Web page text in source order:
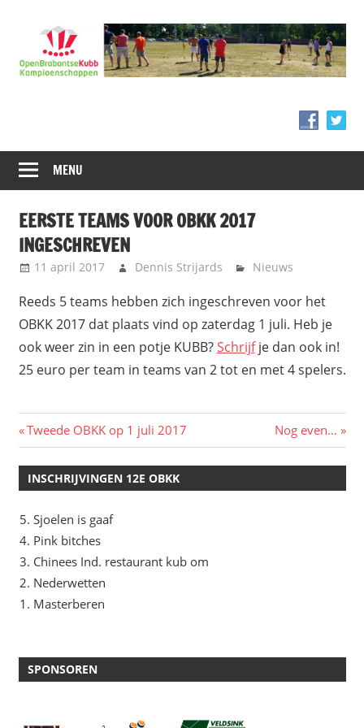
inhoud
MENU
EERSTE TEAMS VOOR OBKK 2017
INGESCHREVEN
11 april 2017 Dennis Strijards Nieuws
Reeds 5 teams hebben zich ingeschreven voor het
OBKK 2017 dat plaats vind op zaterdag 1 juli. Heb je
ook weer zin in een potje KUBB?Schrijfje dan ook in!
25 euro per team in teams van 2 tot en met 4 spelers.
Bericht
navigatie
Vorig
bericht:
Tweede OBKK op 1 juli 2017
Volgend
bericht:
Nog even…
INSCHRIJVINGEN 12E OBKK
Sjoelen is gaaf
Pink bitches
Chinees Ind. restaurant kub om
Nederwetten
Masterberen
SPONSOREN